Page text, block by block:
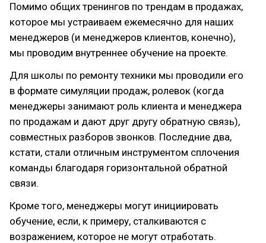
Помимо общих тренингов по трендам в продажах,
которое мы устраиваем ежемесячно для наших
менеджеров (и менеджеров клиентов, конечно),
мы проводим внутреннее обучение на проекте.
Для школы по ремонту техники мы проводили его
в формате симуляции продаж, ролевок (когда
менеджеры занимают роль клиента и менеджера
по продажам и дают друг другу обратную связь),
совместных разборов звонков. Последние два,
кстати, стали отличным инструментом сплочения
команды благодаря горизонтальной обратной
связи.
Кроме того, менеджеры могут инициировать
обучение, если, к примеру, сталкиваются с
возражением, которое не могут отработать.